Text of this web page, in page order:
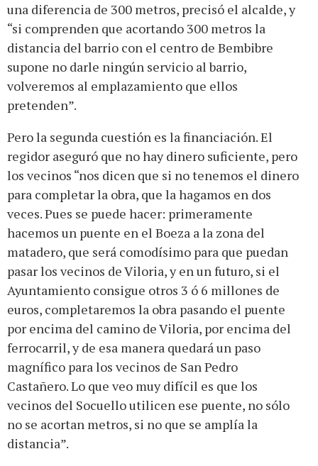
una diferencia de 300 metros, precisó el alcalde, y
“si comprenden que acortando 300 metros la
distancia del barrio con el centro de Bembibre
supone no darle ningún servicio al barrio,
volveremos al emplazamiento que ellos
pretenden”.
Pero la segunda cuestión es la financiación. El
regidor aseguró que no hay dinero suficiente, pero
los vecinos “nos dicen que si no tenemos el dinero
para completar la obra, que la hagamos en dos
veces. Pues se puede hacer: primeramente
hacemos un puente en el Boeza a la zona del
matadero, que será comodísimo para que puedan
pasar los vecinos de Viloria, y en un futuro, si el
Ayuntamiento consigue otros 3 ó 6 millones de
euros, completaremos la obra pasando el puente
por encima del camino de Viloria, por encima del
ferrocarril, y de esa manera quedará un paso
magnífico para los vecinos de San Pedro
Castañero. Lo que veo muy difícil es que los
vecinos del Socuello utilicen ese puente, no sólo
no se acortan metros, si no que se amplía la
distancia”.